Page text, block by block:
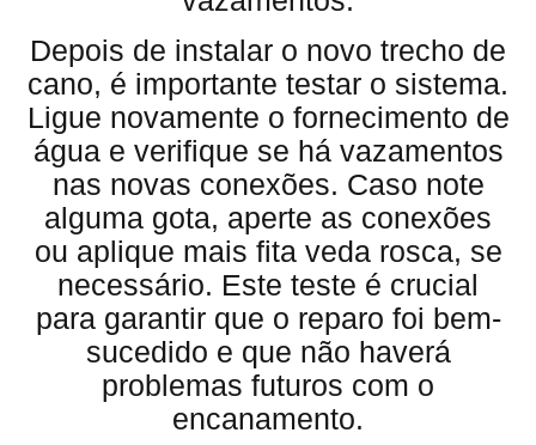
Depois de instalar o novo trecho de
cano, é importante testar o sistema.
Ligue novamente o fornecimento de
água e verifique se há vazamentos
nas novas conexões. Caso note
alguma gota, aperte as conexões
ou aplique mais fita veda rosca, se
necessário. Este teste é crucial
para garantir que o reparo foi bem-
sucedido e que não haverá
problemas futuros com o
encanamento.